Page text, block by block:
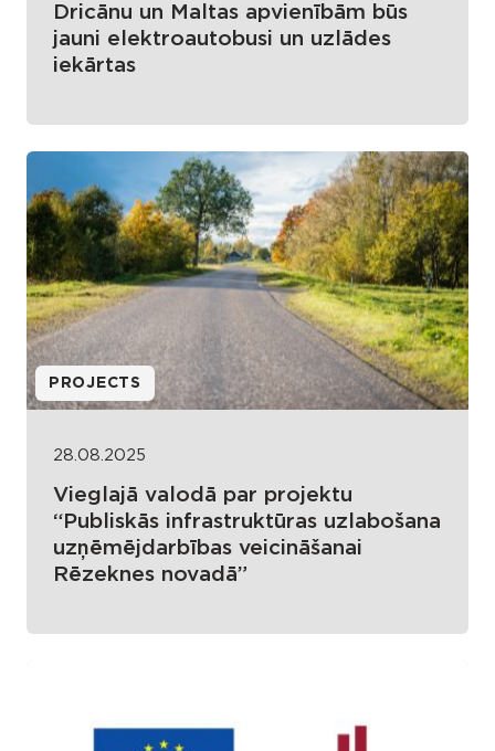
Dricānu un Maltas apvienībām būs
jauni elektroautobusi un uzlādes
iekārtas
PROJECTS
28.08.2025
Vieglajā valodā par projektu
“Publiskās infrastruktūras uzlabošana
uzņēmējdarbības veicināšanai
Rēzeknes novadā”